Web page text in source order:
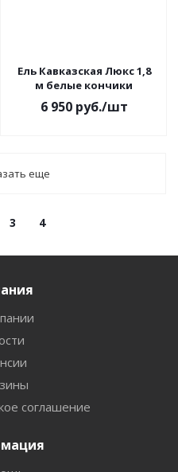
Ель Кавказская Люкс 1,8
м белые кончики
6 950руб./шт
еще
3 4
соглашение